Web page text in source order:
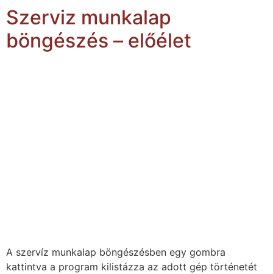
Szerviz munkalap
böngészés – előélet
A szervíz munkalap böngészésben egy gombra
kattintva a program kilistázza az adott gép történetét